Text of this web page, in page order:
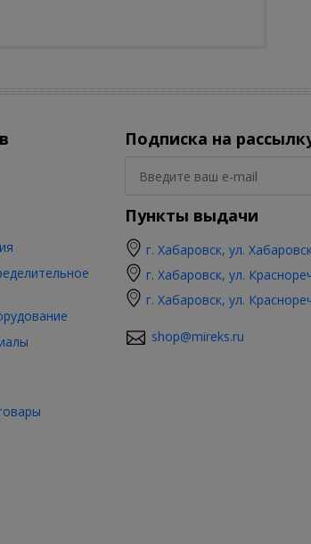
Подписка на
Пункты выдачи
г. Хабаровск, ул.
г. Хабаровск, ул.
г. Хабаровск, ул.
shop@mireks.ru